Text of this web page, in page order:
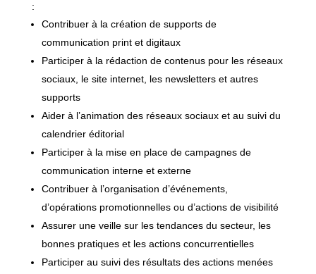
:
Contribuer à la création de supports de
communication print et digitaux
Participer à la rédaction de contenus pour les réseaux
sociaux, le site internet, les newsletters et autres
supports
Aider à l’animation des réseaux sociaux et au suivi du
calendrier éditorial
Participer à la mise en place de campagnes de
communication interne et externe
Contribuer à l’organisation d’événements,
d’opérations promotionnelles ou d’actions de visibilité
Assurer une veille sur les tendances du secteur, les
bonnes pratiques et les actions concurrentielles
Participer au suivi des résultats des actions menées